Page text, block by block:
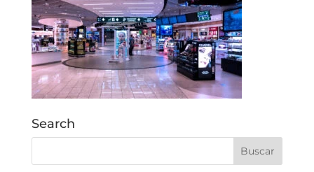
Search